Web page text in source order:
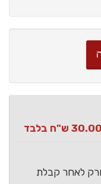
לאחר קבלת